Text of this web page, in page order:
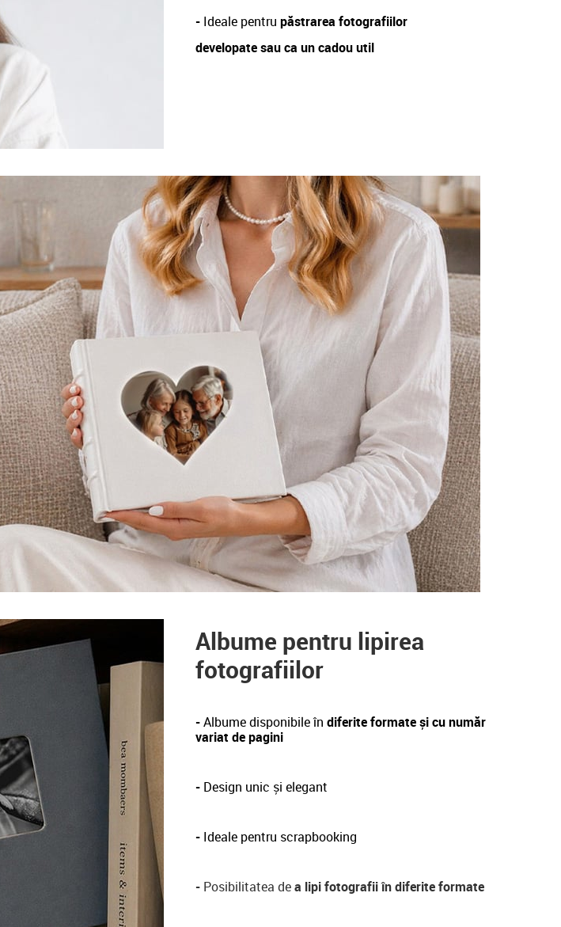
-Ideale pentru păstrarea fotografiilor
developate sau ca un cadou util
Albume pentru lipirea
fotografiilor
-Albume disponibile în diferite formate și cu număr
variat de pagini
-Design unic și elegant
- Ideale pentru scrapbooking
-Posibilitatea dea lipi fotografii în diferite formate